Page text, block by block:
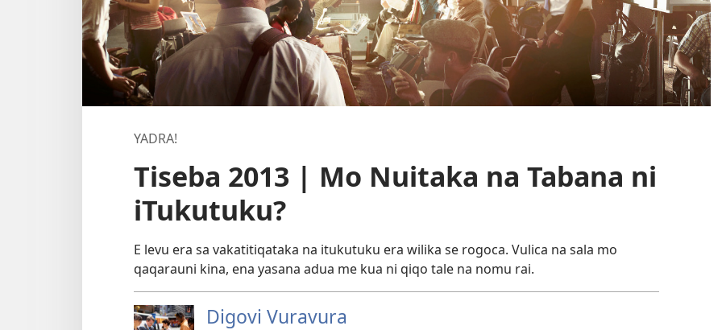
YADRA!
Tiseba 2013 | Mo Nuitaka na Tabana ni
iTukutuku?
E levu era sa vakatitiqataka na itukutuku era wilika se rogoca. Vulica na sala mo
qaqarauni kina, ena yasana adua me kua ni qiqo tale na nomu rai.
Digovi Vuravura